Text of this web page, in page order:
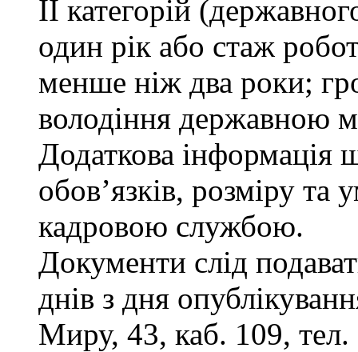
ІІ категорій
один рік або стаж
менше ніж два роки;
володіння державною
Додаткова інформація
обов’язків, розміру та
кадровою службою.
Документи слід
днів з дня
Миру, 43, каб. 109,